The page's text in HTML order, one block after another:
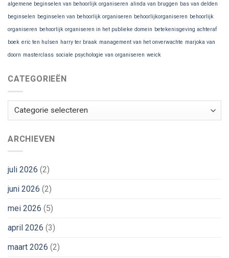
algemene beginselen van behoorlijk organiseren alinda van bruggen bas van delden
beginselen beginselen van behoorlijk organiseren behoorlijkorganiseren behoorlijk
organiseren behoorlijk organiseren in het publieke domein betekenisgeving achteraf
boek eric ten hulsen harry ter braak management van het onverwachte marjoka van
doorn masterclass sociale psychologie van organiseren weick
CATEGORIEËN
Categorieën
ARCHIEVEN
juli 2026 (2)
juni 2026 (2)
mei 2026 (5)
april 2026 (3)
maart 2026 (2)